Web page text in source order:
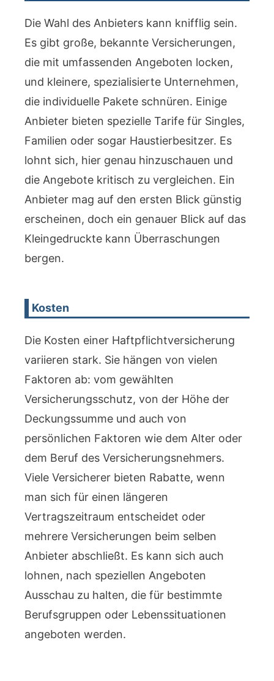
Die Wahl des Anbieters kann knifflig sein.
Es gibt große, bekannte Versicherungen,
die mit umfassenden Angeboten locken,
und kleinere, spezialisierte Unternehmen,
die individuelle Pakete schnüren. Einige
Anbieter bieten spezielle Tarife für Singles,
Familien oder sogar Haustierbesitzer. Es
lohnt sich, hier genau hinzuschauen und
die Angebote kritisch zu vergleichen. Ein
Anbieter mag auf den ersten Blick günstig
erscheinen, doch ein genauer Blick auf das
Kleingedruckte kann Überraschungen
bergen.
Kosten
Die Kosten einer Haftpflichtversicherung
variieren stark. Sie hängen von vielen
Faktoren ab: vom gewählten
Versicherungsschutz, von der Höhe der
Deckungssumme und auch von
persönlichen Faktoren wie dem Alter oder
dem Beruf des Versicherungsnehmers.
Viele Versicherer bieten Rabatte, wenn
man sich für einen längeren
Vertragszeitraum entscheidet oder
mehrere Versicherungen beim selben
Anbieter abschließt. Es kann sich auch
lohnen, nach speziellen Angeboten
Ausschau zu halten, die für bestimmte
Berufsgruppen oder Lebenssituationen
angeboten werden.